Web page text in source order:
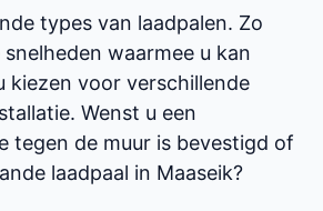
types van laadpalen. Zo
waarmee u kan
kiezen voor verschillende
Wenst u een
tegen de muur is bevestigd of
laadpaal in Maaseik?